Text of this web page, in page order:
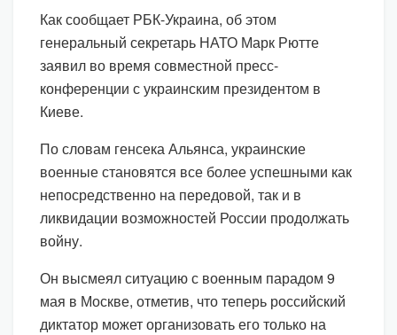
Как сообщает РБК-Украина, об этом
генеральный секретарь НАТО Марк Рютте
заявил во время совместной пресс-
конференции с украинским президентом в
Киеве.
По словам генсека Альянса, украинские
военные становятся все более успешными как
непосредственно на передовой, так и в
ликвидации возможностей России продолжать
войну.
Он высмеял ситуацию с военным парадом 9
мая в Москве, отметив, что теперь российский
диктатор может организовать его только на